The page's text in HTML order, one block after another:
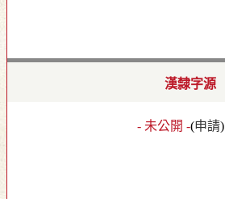
漢隸字源
- 未公開 -(申請)